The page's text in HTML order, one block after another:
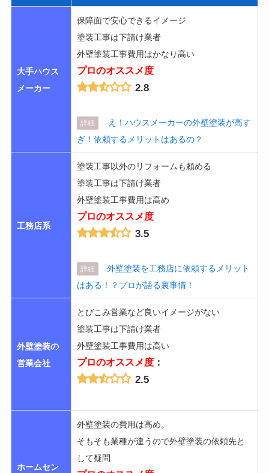
大手ハウス
メーカー
保障面で安心できるイメージ
塗装工事は下請け業者
外壁塗装工事費用はかなり高い
プロのオススメ度
2.8
詳細
え！ハウスメーカーの外壁塗装が高す
ぎ！依頼するメリットはあるの？
工務店系
塗装工事以外のリフォームも頼める
塗装工事は下請け業者
外壁塗装工事費用は高め
プロのオススメ度
3.5
詳細
外壁塗装を工務店に依頼するメリット
はある！？プロが語る裏事情！
外壁塗装の
営業会社
とびこみ営業など良いイメージがない
塗装工事は下請け業者
外壁塗装工事費用は高い
プロのオススメ度：
2.5
ホームセン
外壁塗装の費用は高め。
そもそも業種が違うので外壁塗装の依頼先と
して疑問